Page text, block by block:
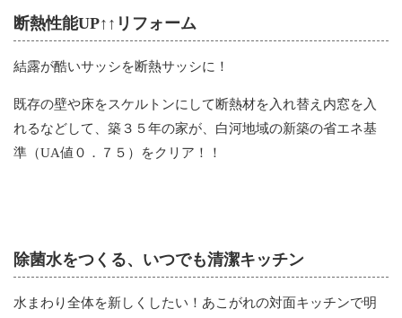
断熱性能UP↑↑リフォーム
結露が酷いサッシを断熱サッシに！
既存の壁や床をスケルトンにして断熱材を入れ替え内窓を入
れるなどして、築３５年の家が、白河地域の新築の省エネ基
準（UA値０．７５）をクリア！！
除菌水をつくる、いつでも清潔キッチン
水まわり全体を新しくしたい！あこがれの対面キッチンで明